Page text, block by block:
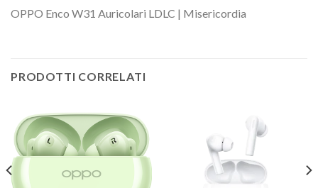
OPPO Enco W31 Auricolari LDLC | Misericordia
PRODOTTI CORRELATI